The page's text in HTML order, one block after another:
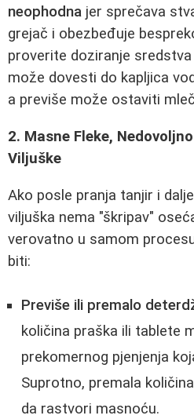
neophodna jer sprečava
grejač i obezbeđuje
proverite doziranje
može dovesti do kapljica
a previše može ostaviti
2. Masne Fleke,
Viljuške
Ako posle pranja tanjir i
viljuška nema "škripav"
verovatno u samom
biti:
Previše ili premalo
količina praška ili tablete
prekomernog pjenjenja
Suprotno, premala
da rastvori masnoću.